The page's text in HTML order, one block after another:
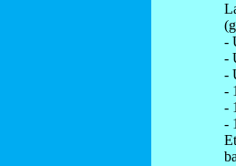
-
-
-
-
-
-